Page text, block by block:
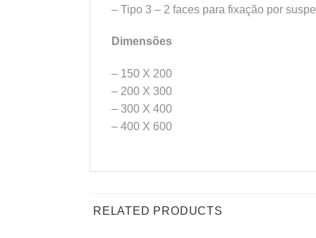
– Tipo 3 – 2 faces para fixação por
Dimensões
– 150 X 200
– 200 X 300
– 300 X 400
– 400 X 600
RELATED PRODUCTS